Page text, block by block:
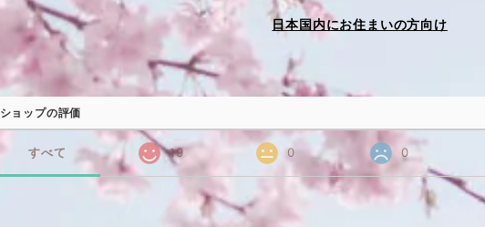
日本国内にお住まいの方向け
ショップの評価
すべて 19 0 0